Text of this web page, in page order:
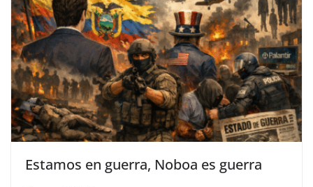
Estamos en guerra, Noboa es guerra